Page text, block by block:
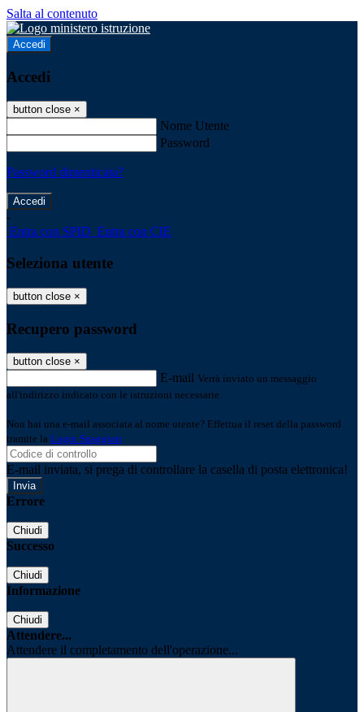
Salta al contenuto
Accedi
Accedi
button close ×
Nome Utente
Password
Password dimenticata?
-
Entra con SPID Entra con CIE
Seleziona utente
button close ×
Recupero password
button close ×
E-mail Verrà inviato un messaggio
all'indirizzo indicato con le istruzioni necessarie.
Non hai una e-mail associata al nome utente? Effettua il reset della password
tramite la Login Spaggiari
E-mail inviata, si prega di controllare la casella di posta elettronica!
Errore
Chiudi
Successo
Chiudi
Informazione
Chiudi
Attendere...
Attendere il completamento dell'operazione...